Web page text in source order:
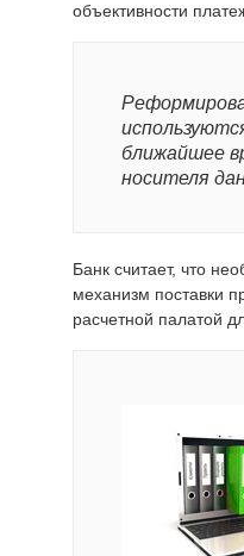
объективности
ближайшее
носителя
Банк считает, что
механизм поставки
расчетной палатой